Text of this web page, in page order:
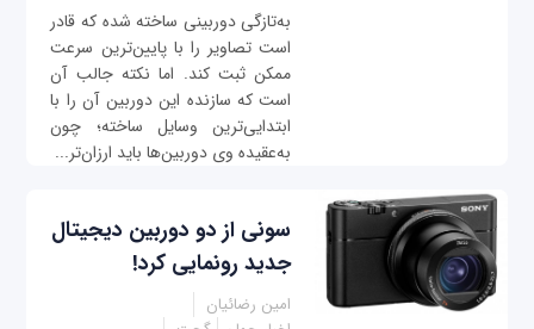
به‌تازگی دوربینی ساخته شده که قادر
است تصاویر را با پایین‌ترین سرعت
ممکن ثبت کند. اما نکته جالب آن
است که سازنده این دوربین آن را با
ابتدایی‌ترین وسایل ساخته؛ چون
به‌عقیده وی دوربین‌ها باید ارزان‌تر...
سونی از دو دوربین دیجیتال
جدید رونمایی کرد!
امین رضائیان